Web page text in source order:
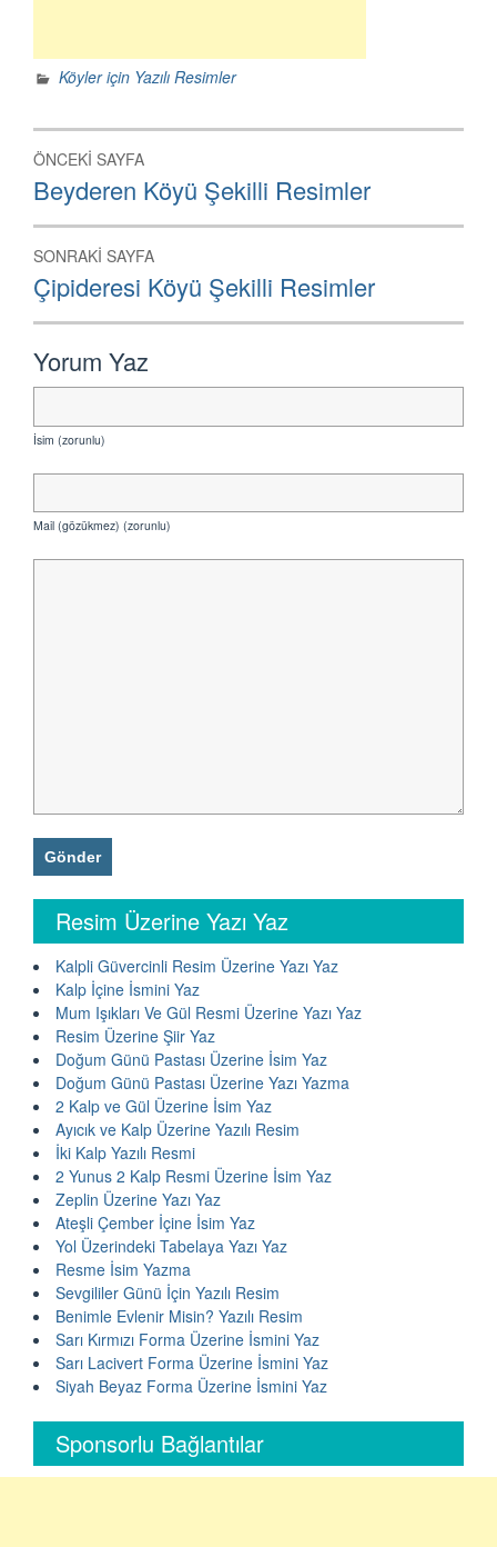
Köyler için Yazılı Resimler
Yazı
dolaşımı
ÖNCEKI SAYFA
Önceki
Sayfa:
Beyderen Köyü Şekilli Resimler
SONRAKI SAYFA
Sonraki
Sayfa:
Çipideresi Köyü Şekilli Resimler
Yorum Yaz
İsim (zorunlu)
Mail (gözükmez) (zorunlu)
Resim Üzerine Yazı Yaz
Kalpli Güvercinli Resim Üzerine Yazı Yaz
Kalp İçine İsmini Yaz
Mum Işıkları Ve Gül Resmi Üzerine Yazı Yaz
Resim Üzerine Şiir Yaz
Doğum Günü Pastası Üzerine İsim Yaz
Doğum Günü Pastası Üzerine Yazı Yazma
2 Kalp ve Gül Üzerine İsim Yaz
Ayıcık ve Kalp Üzerine Yazılı Resim
İki Kalp Yazılı Resmi
2 Yunus 2 Kalp Resmi Üzerine İsim Yaz
Zeplin Üzerine Yazı Yaz
Ateşli Çember İçine İsim Yaz
Yol Üzerindeki Tabelaya Yazı Yaz
Resme İsim Yazma
Sevgililer Günü İçin Yazılı Resim
Benimle Evlenir Misin? Yazılı Resim
Sarı Kırmızı Forma Üzerine İsmini Yaz
Sarı Lacivert Forma Üzerine İsmini Yaz
Siyah Beyaz Forma Üzerine İsmini Yaz
Sponsorlu Bağlantılar